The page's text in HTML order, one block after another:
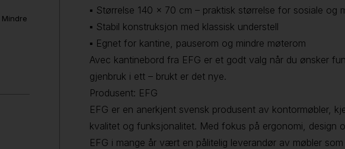
▪ Størrelse 140 × 70 cm – praktisk størrelse for sosiale og
▪ Stabil konstruksjon med klassisk understell
▪ Egnet for kantine, pauserom og mindre møterom
Avec kantinebord fra EFG er et godt valg når du ønsker
gjenbruk i ett – brukt er det nye.
Produsent: EFG
EFG er en anerkjent svensk produsent av kontormøbler,
kvalitet og funksjonalitet. Med fokus på ergonomi, design
EFG i mange år vært en pålitelig leverandør av møbler